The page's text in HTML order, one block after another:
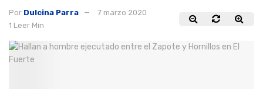
Por Dulcina Parra
7 marzo 2020
1 Leer Min